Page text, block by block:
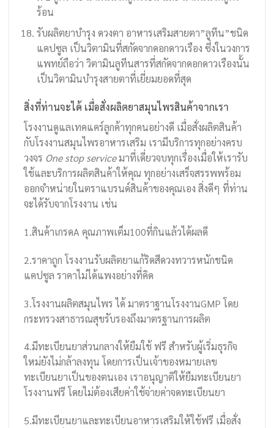
ร้อน
รับผลิตยาบำรุง ดวงตา อาหารเสริมสายตา”ลูทีน”ชนิด
แคปซูล เป็นวิตามินที่สกัดจากดอกดาวเรือง ซึ่งในวงการ
แพทย์ถือว่า วิตามินลูทีนสารที่สกัดจากดอกดาวเรืองนั้น
เป็นวิตามินบำรุงสายตาที่เยี่ยมยอดที่สุด
สิ่งที่ท่านจะได้ เมื่อสั่งผลิตยาสมุนไพรสินค้าจากเรา
โรงงานดูแลเทคแคร์ลูกค้าทุกคนอย่างดี เมื่อสั่งผลิตสินค้า
กับโรงงานสมุนไพรอาหารเสริม เรามีบริการทุกอย่างครบ
วงจร One stop serviceมาที่เดี่ยวจบทุกเรื่องเมื่อให้เรารับ
ใช้และบริการผลิตสินค้าให้คุณ ทุกอย่างเสร็จสรรพพร้อม
ออกจำหน่ายในตราแบรนด์สินค้าของคุณเอง สิ่งดีๆ ที่ท่าน
จะได้รับจากโรงงาน เช่น
1.สินค้าเกรดA คุณภาพเต็ม100ที่กินแล้วได้ผลดี
2.ราคาถูก โรงงานรับผลิตยาแก้ริดสีดวงทวารหนักชนิด
แคปซูล ราคาไม่ได้แพงอย่างที่คิด
3.โรงงานผลิตสมุนไพร ได้ มาตราฐานโรงงานGMP โดย
กระทรวงสาธารณสุขรับรองถึงมาตรฐานการผลิต
4.มีทะเบียนยาส่วนกลางให้ยืมใช้ ฟรี สำหรับผู้เริ่มธุรกิจ
ใหม่ยังไม่กล้าลงทุน โดยการเป็นเจ้าของหมายเลข
ทะเบียนยาเป็นของตนเอง เราอนุญาติให้ยืมทะเบียนยา
โรงงานฟรี โดยไม่ต้องเสียค่าใช้จ่ายค่าจดทะเบียนยา
5.มีทะเบียนยาและทะเบียนอาหารเสริมให้ใช้ฟรี เมื่อสั่ง